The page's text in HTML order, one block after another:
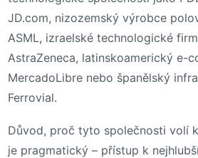
JD.com, nizozemský výrobce
ASML, izraelské technologické
AstraZeneca, latinskoamerický e-
MercadoLibre nebo španělský
Ferrovial.
Důvod, proč tyto společnosti volí
je pragmatický – přístup k